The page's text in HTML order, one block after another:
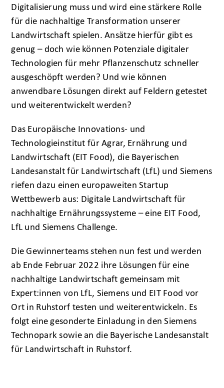
Digitalisierung muss und wird eine stärkere Rolle
für die nachhaltige Transformation unserer
Landwirtschaft spielen. Ansätze hierfür gibt es
genug – doch wie können Potenziale digitaler
Technologien für mehr Pflanzenschutz schneller
ausgeschöpft werden? Und wie können
anwendbare Lösungen direkt auf Feldern getestet
und weiterentwickelt werden?
Das Europäische Innovations- und
Technologieinstitut für Agrar, Ernährung und
Landwirtschaft (EIT Food), die Bayerischen
Landesanstalt für Landwirtschaft (LfL) und Siemens
riefen dazu einen europaweiten Startup
Wettbewerb aus: Digitale Landwirtschaft für
nachhaltige Ernährungssysteme – eine EIT Food,
LfL und Siemens Challenge.
Die Gewinnerteams stehen nun fest und werden
ab Ende Februar 2022 ihre Lösungen für eine
nachhaltige Landwirtschaft gemeinsam mit
Expert:innen von LfL, Siemens und EIT Food vor
Ort in Ruhstorf testen und weiterentwickeln. Es
folgt eine gesonderte Einladung in den Siemens
Technopark sowie an die Bayerische Landesanstalt
für Landwirtschaft in Ruhstorf.